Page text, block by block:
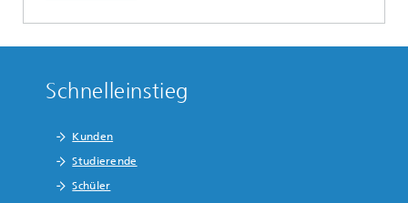
Schnelleinstieg
Kunden
Studierende
Schüler